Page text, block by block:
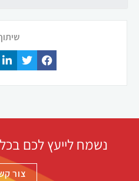
נשמח לייעץ לכם
צור